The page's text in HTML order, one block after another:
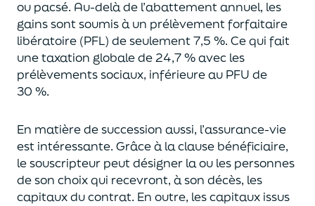
ou pacsé. Au-delàde l’abattement annuel, les
gains sont soumis à un prélèvement forfaitaire
libératoire (PFL) de seulement 7,5 %. Ce qui fait
une taxation globale de24,7 % avec les
prélèvements sociaux, inférieure au PFU de
30 %.
En matière de succession aussi, l’assurance-vie
est intéressante. Grâce à la clause bénéficiaire,
le souscripteur peut désigner la ou les personnes
de son choix qui recevront, à son décès, les
capitaux du contrat. En outre, les capitaux issus